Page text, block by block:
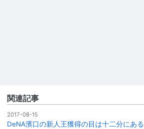
関連記事
2017-08-15
DeNA濱口の新人王獲得の目は十二分にある